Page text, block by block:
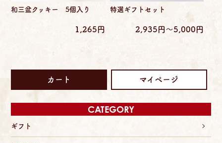
和三盆クッキー 5個入り
1,265円
特選ギフトセット
2,935円〜5,000円
カート マイページ
CATEGORY
ギフト